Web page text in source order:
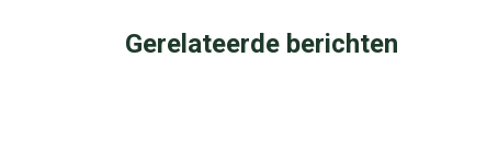
Gerelateerde berichten